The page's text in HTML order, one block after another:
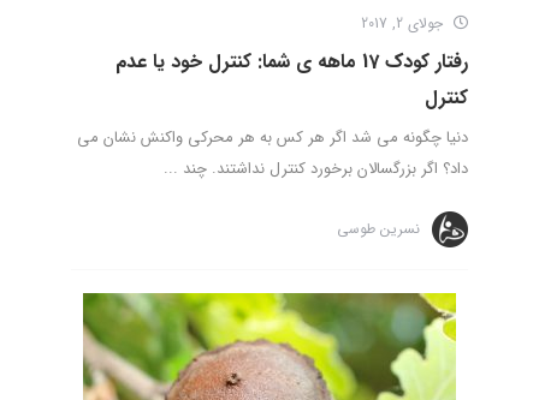
جولای 2, 2017
رفتار کودک 17 ماهه ی شما: کنترل خود یا عدم
کنترل
دنیا چگونه می شد اگر هر کس به هر محرکی واکنش نشان می
داد؟ اگر بزرگسالان برخورد کنترل نداشتند. چند ...
نسرین طوسی